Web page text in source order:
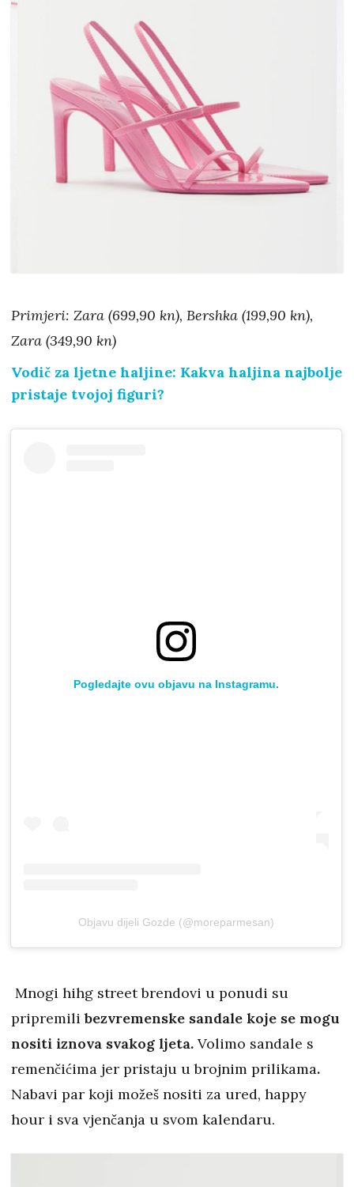
Primjeri: Zara (699,90 kn), Bershka (199,90 kn),
Zara (349,90 kn)
Vodič za ljetne haljine: Kakva haljina najbolje
pristaje tvojoj figuri?
Pogledajte ovu objavu na Instagramu.
Objavu dijeli Gozde (@moreparmesan)
Mnogi hihg street brendovi u ponudi su
pripremilibezvremenske sandale koje se mogu
nositi iznova svakog ljeta. Volimo sandale s
remenčićima jer pristaju u brojnim prilikama.
Nabavi par koji možeš nositi za ured, happy
hour i sva vjenčanja u svom kalendaru.